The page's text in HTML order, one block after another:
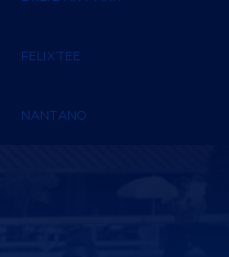
FELIX’TEE
NANTANO